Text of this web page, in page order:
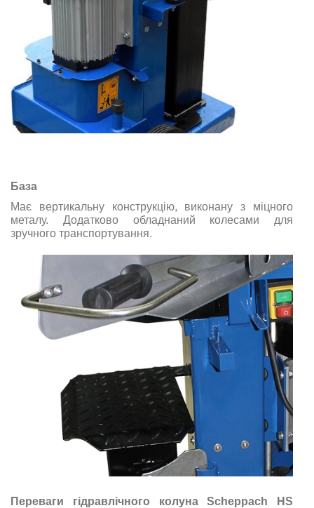
База
Має вертикальну конструкцію, виконану з міцного
металу. Додатково обладнаний колесами для
зручного транспортування.
Переваги гідравлічного колуна Scheppach HS